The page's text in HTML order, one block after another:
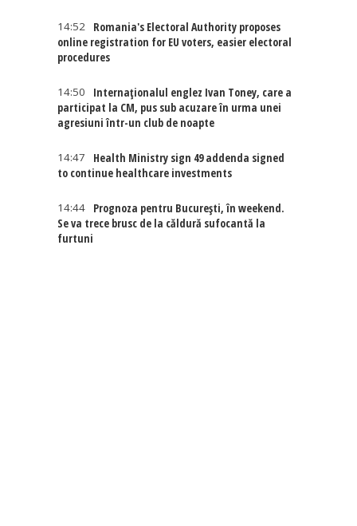
14:52
Romania's Electoral Authority proposes
online registration for EU voters, easier electoral
procedures
14:50
Internaţionalul englez Ivan Toney, care a
participat la CM, pus sub acuzare în urma unei
agresiuni într-un club de noapte
14:47
Health Ministry sign 49 addenda signed
to continue healthcare investments
14:44
Prognoza pentru București, în weekend.
Se va trece brusc de la căldură sufocantă la
furtuni